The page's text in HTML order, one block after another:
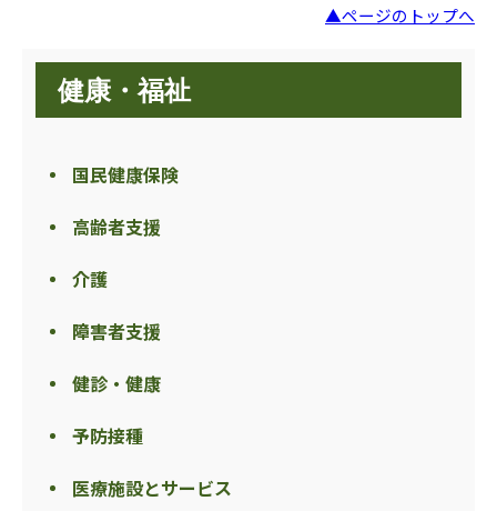
▲ページのトップへ
健康・福祉
国民健康保険
高齢者支援
介護
障害者支援
健診・健康
予防接種
医療施設とサービス